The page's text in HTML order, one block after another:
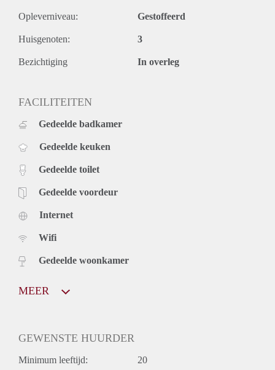
Opleverniveau: Gestoffeerd
Huisgenoten: 3
Bezichtiging In overleg
FACILITEITEN
Gedeelde badkamer
Gedeelde keuken
Gedeelde toilet
Gedeelde voordeur
Internet
Wifi
Gedeelde woonkamer
MEER
GEWENSTE HUURDER
Minimum leeftijd: 20